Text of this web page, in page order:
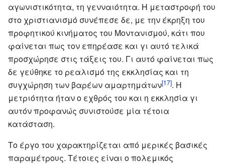
αγωνιστικότητα, τη γενναιότητα. Η μεταστροφή του
στο χριστιανισμό συνέπεσε δε, με την έκρηξη του
προφητικού κινήματος του Μοντανισμού, κάτι που
φαίνεται πως τον επηρέασε και γι αυτό τελικά
προσχώρησε στις τάξεις του. Γι αυτό φαίνεται πως
δε γεύθηκε το ρεαλισμό της εκκλησίας και τη
συγχώρηση των βαρέων αμαρτημάτων[17]. Η
μετριότητα ήταν ο εχθρός του και η εκκλησία γι
αυτόν προφανώς συνιστούσε μία τέτοια
κατάσταση.
Το έργο του χαρακτηρίζεται από μερικές βασικές
παραμέτρους. Τέτοιες είναι ο πολεμικός